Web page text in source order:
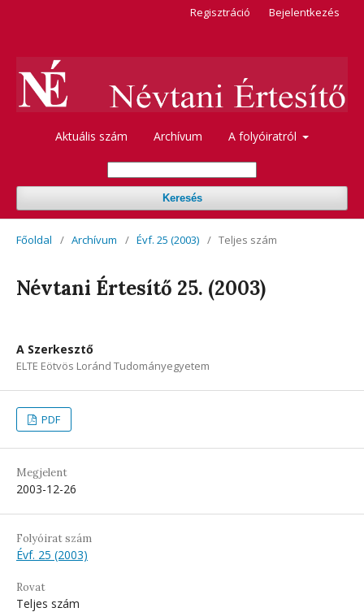
Aktuális szám Archívum A folyóiratról
Keresés
Regisztráció Bejelentkezés
Főoldal / Archívum / Évf. 25 (2003) / Teljes szám
Névtani Értesítő 25. (2003)
A Szerkesztő
ELTE Eötvös Loránd Tudományegyetem
PDF
Megjelent
2003-12-26
Folyóirat szám
Évf. 25 (2003)
Rovat
Teljes szám